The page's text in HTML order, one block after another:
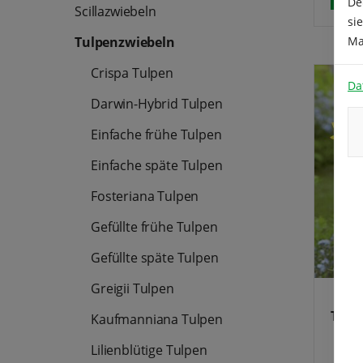
Scillazwiebeln
Tulpenzwiebeln
Crispa Tulpen
Darwin-Hybrid Tulpen
Einfache frühe Tulpen
Einfache späte Tulpen
Fosteriana Tulpen
Gefüllte frühe Tulpen
Gefüllte späte Tulpen
Greigii Tulpen
Kaufmanniana Tulpen
Lilienblütige Tulpen
die
wirkt